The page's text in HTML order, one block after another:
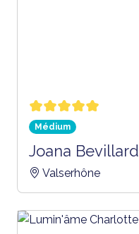
Médium
Joana Bevillard
Valserhône